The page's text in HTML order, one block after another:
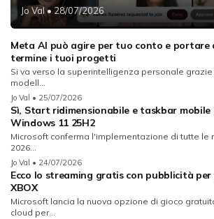
Jo Val• 28/07/2026
Meta AI può agire per tuo conto e portare
termine i tuoi progetti
Si va verso la superintelligenza personale grazie
modell...
Jo Val • 25/07/2026
Sì, Start ridimensionabile e taskbar mobile
Windows 11 25H2
Microsoft conferma l'implementazione di tutte le
2026...
Jo Val • 24/07/2026
Ecco lo streaming gratis con pubblicità per
XBOX
Microsoft lancia la nuova opzione di gioco
cloud per...